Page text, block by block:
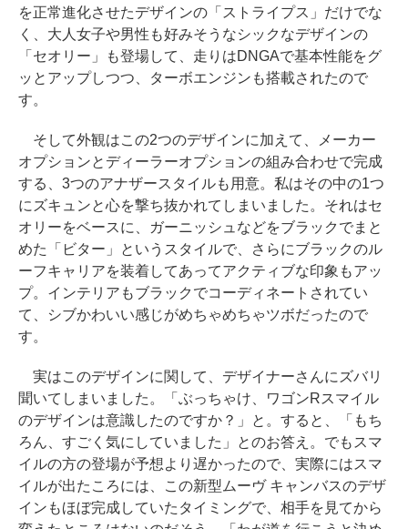
を正常進化させたデザインの「ストライプス」だけでな
く、大人女子や男性も好みそうなシックなデザインの
「セオリー」も登場して、走りはDNGAで基本性能をグ
ッとアップしつつ、ターボエンジンも搭載されたので
す。
そして外観はこの2つのデザインに加えて、メーカー
オプションとディーラーオプションの組み合わせで完成
する、3つのアナザースタイルも用意。私はその中の1つ
にズキュンと心を撃ち抜かれてしまいました。それはセ
オリーをベースに、ガーニッシュなどをブラックでまと
めた「ビター」というスタイルで、さらにブラックのル
ーフキャリアを装着してあってアクティブな印象もアッ
プ。インテリアもブラックでコーディネートされてい
て、シブかわいい感じがめちゃめちゃツボだったので
す。
実はこのデザインに関して、デザイナーさんにズバリ
聞いてしまいました。「ぶっちゃけ、ワゴンRスマイル
のデザインは意識したのですか？」と。すると、「もち
ろん、すごく気にしていました」とのお答え。でもスマ
イルの方の登場が予想より遅かったので、実際にはスマ
イルが出たころには、この新型ムーヴ キャンバスのデザ
インもほぼ完成していたタイミングで、相手を見てから